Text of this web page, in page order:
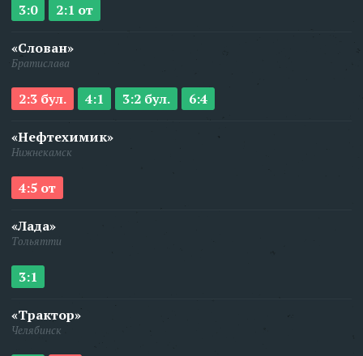
3:0 2:1 от
«Слован»
Братислава
2:3 бул. 4:1 3:2 бул. 6:4
«Нефтехимик»
Нижнекамск
4:5 от
«Лада»
Тольятти
3:1
«Трактор»
Челябинск